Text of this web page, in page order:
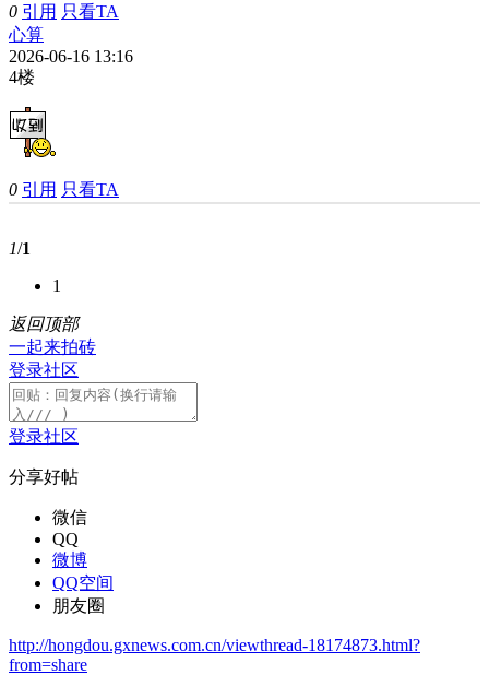
0 引用 只看TA
心算
2026-06-16 13:16
4楼
0 引用 只看TA
1/1
1
返回顶部
一起来拍砖
登录社区
登录社区
分享好帖
微信
QQ
微博
QQ空间
朋友圈
http://hongdou.gxnews.com.cn/viewthread-18174873.html?
from=share